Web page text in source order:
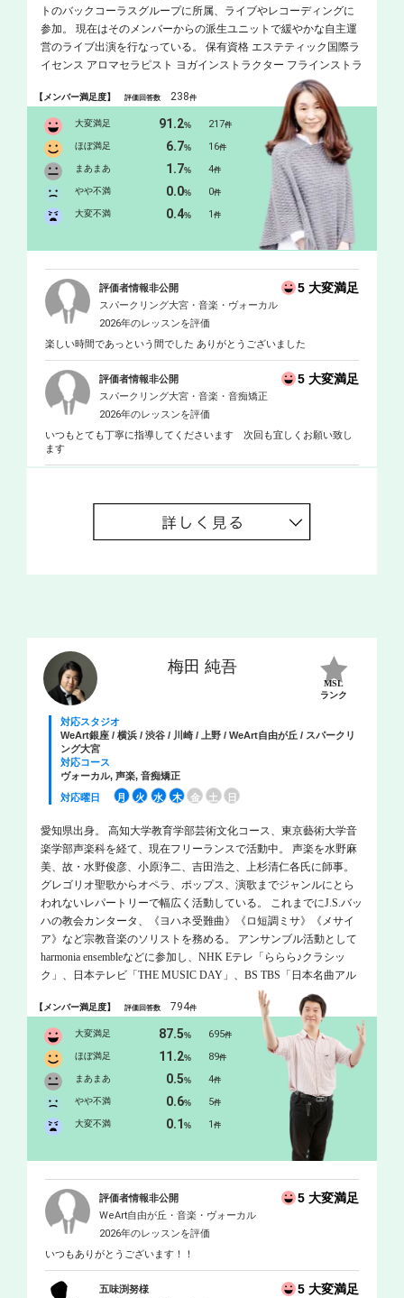
トのバックコーラスグループに所属、ライブやレコーディングに
参加。 現在はそのメンバーからの派生ユニットで緩やかな自主運
営のライブ出演を行なっている。 保有資格 エステティック国際ラ
イセンス アロマセラピスト ヨガインストラクター フラインストラ
【メンバー満足度】評価回答数 238件
大変満足 91.2% 217件
ほぼ満足 6.7% 16件
まあまあ 1.7% 4件
やや不満 0.0% 0件
大変不満 0.4% 1件
評価者情報非公開 5 大変満足
スパークリング大宮・音楽・ヴォーカル
2026年のレッスンを評価
楽しい時間であっという間でした ありがとうございました
評価者情報非公開 5 大変満足
スパークリング大宮・音楽・音痴矯正
2026年のレッスンを評価
いつもとても丁寧に指導してくださいます 次回も宜しくお願い致し
ます
梅田 純吾
MSL
ランク
対応スタジオ
WeArt銀座 / 横浜 / 渋谷 / 川崎 / 上野 / WeArt自由が丘 / スパークリ
ング大宮
対応コース
ヴォーカル, 声楽, 音痴矯正
対応曜日
月 火 水 木 金 土 日
愛知県出身。 高知大学教育学部芸術文化コース、東京藝術大学音
楽学部声楽科を経て、現在フリーランスで活動中。 声楽を水野麻
美、故・水野俊彦、小原浄二、吉田浩之、上杉清仁各氏に師事。
グレゴリオ聖歌からオペラ、ポップス、演歌までジャンルにとら
われないレパートリーで幅広く活動している。 これまでにJ.S.バッ
ハの教会カンタータ、《ヨハネ受難曲》《ロ短調ミサ》《メサイ
ア》など宗教音楽のソリストを務める。 アンサンブル活動として
harmonia ensembleなどに参加し、NHK Eテレ「ららら♪クラシッ
ク」、日本テレビ「THE MUSIC DAY」、BS TBS「日本名曲アル
バム」等のテレビ出演をしている。 また音楽普及活動として親子
のための演奏会や指導なども積極的に行なっており、指導は初心
者からプロ、幅広い年代の受講者から好評を得ている。
【メンバー満足度】評価回答数 794件
大変満足 87.5% 695件
ほぼ満足 11.2% 89件
まあまあ 0.5% 4件
やや不満 0.6% 5件
大変不満 0.1% 1件
評価者情報非公開 5 大変満足
WeArt自由が丘・音楽・ヴォーカル
2026年のレッスンを評価
いつもありがとうございます！！
五味渕努様 5 大変満足